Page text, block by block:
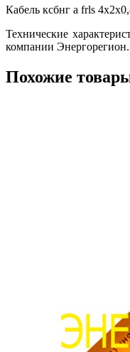
Кабель ксбнг а frls
Технические
компании Энергорегион.
Похожие